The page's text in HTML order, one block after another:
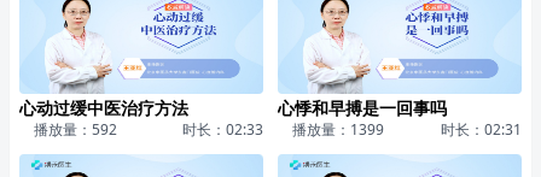
心动过缓中医治疗方法
播放量：592 时长：02:33
心悸和早搏是一回事吗
播放量：1399 时长：02:31